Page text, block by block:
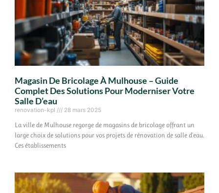
Magasin De Bricolage À Mulhouse – Guide
Complet Des Solutions Pour Moderniser Votre
Salle D’eau
renovation-kpl 28 mars 2025
La ville de Mulhouse regorge de magasins de bricolage offrant un
large choix de solutions pour vos projets de rénovation de salle d'eau.
Ces établissements